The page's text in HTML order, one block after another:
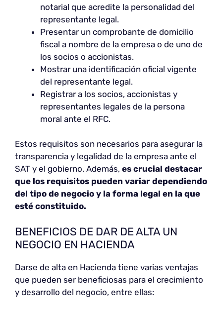
notarial que acredite la personalidad del
representante legal.
Presentar un comprobante de domicilio
fiscal a nombre de la empresa o de uno de
los socios o accionistas.
Mostrar una identificación oficial vigente
del representante legal.
Registrar a los socios, accionistas y
representantes legales de la persona
moral ante el RFC.
Estos requisitos son necesarios para asegurar la
transparencia y legalidad de la empresa ante el
SAT y el gobierno. Además, es crucial destacar
que los requisitos pueden variar dependiendo
del tipo de negocio y la forma legal en la que
esté constituido.
BENEFICIOS DE DAR DE ALTA UN
NEGOCIO EN HACIENDA
Darse de alta en Hacienda tiene varias ventajas
que pueden ser beneficiosas para el crecimiento
y desarrollo del negocio, entre ellas: